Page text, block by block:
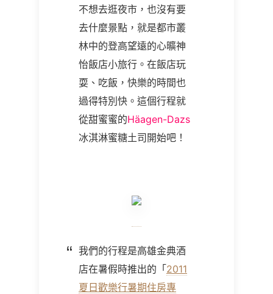
不想去逛夜市，也沒有要
去什麼景點，就是都市叢
林中的登高望遠的心曠神
怡飯店小旅行。在飯店玩
耍、吃飯，快樂的時間也
過得特別快。這個行程就
從甜蜜蜜的Häagen-Dazs
冰淇淋蜜糖土司開始吧！
我們的行程是高雄金典酒
店在暑假時推出的「 2011
夏日歡樂行暑期住房專